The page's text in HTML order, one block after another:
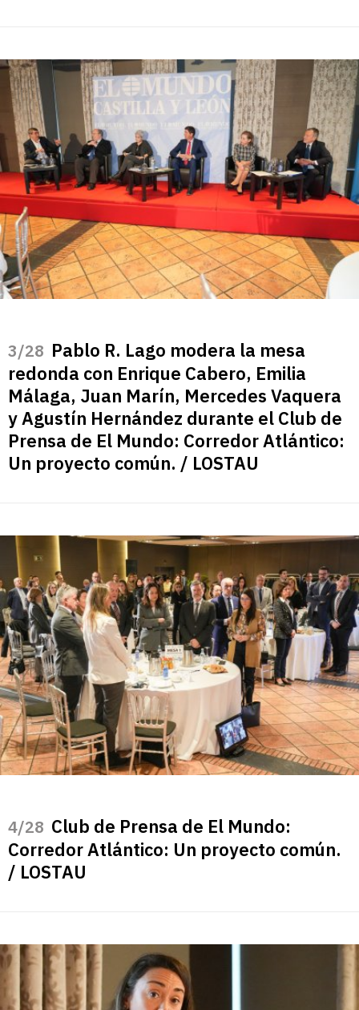
/28 Pablo R. Lago modera la mesa
redonda con Enrique Cabero, Emilia
Málaga, Juan Marín, Mercedes Vaquera
y Agustín Hernández durante el Club de
Prensa de El Mundo: Corredor Atlántico:
Un proyecto común. / LOSTAU
/28 Club de Prensa de El Mundo:
Corredor Atlántico: Un proyecto común.
/ LOSTAU